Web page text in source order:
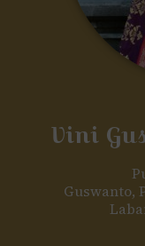
Vini
Guswanto,